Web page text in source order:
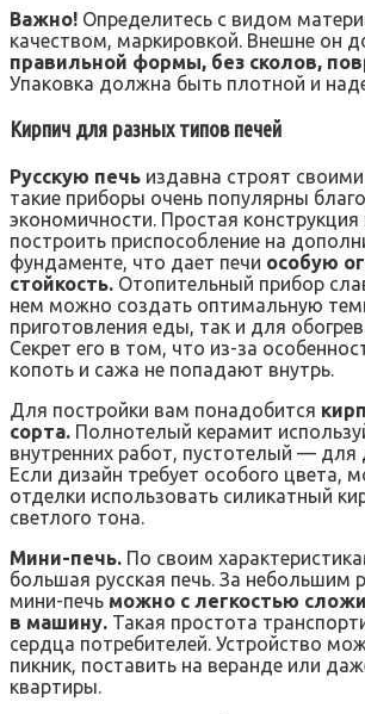
Важно! Определитесь с видом
качеством, маркировкой. Внешне он
правильной формы, без сколов,
Упаковка должна быть плотной и
Кирпич для разных типов печей
Русскую печь издавна строят
такие приборы очень популярны
экономичности. Простая конструкция
построить приспособление на
фундаменте, что дает печи особую
стойкость. Отопительный прибор
нем можно создать оптимальную
приготовления еды, так и для
Секрет его в том, что из-за
копоть и сажа не попадают внутрь.
Для постройки вам понадобится
сорта. Полнотелый керамит
внутренних работ, пустотелый — для
Если дизайн требует особого цвета,
отделки использовать силикатный
светлого тона.
Мини-печь. По своим
большая русская печь. За небольшим
мини-печь можно с легкостью
в машину. Такая простота
сердца потребителей. Устройство
пикник, поставить на веранде или
квартиры.